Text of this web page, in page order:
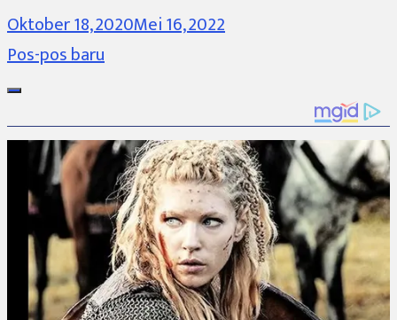
Oktober 18, 2020Mei 16, 2022
Navigasi
pos
Pos-pos baru